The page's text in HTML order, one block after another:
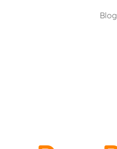
Blog